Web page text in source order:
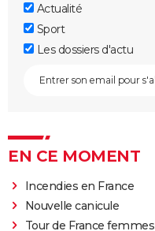
Actualité
Sport
Les dossiers d'actu
EN CE MOMENT
Incendies en France
Nouvelle canicule
Tour de France femmes